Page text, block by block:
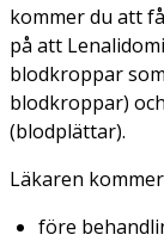
kommer du att
på att
blodkroppar
blodkroppar)
(blodplättar).
Läkaren
före